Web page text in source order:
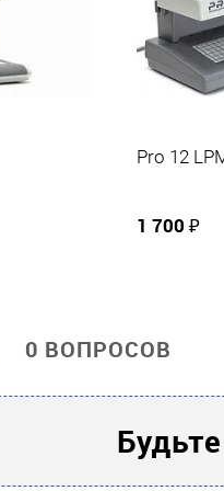
Pro 12
1 700 ₽
0 ВОПРОСОВ